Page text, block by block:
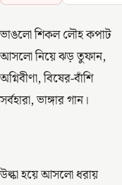
ভাঙলো শিকল লৌহ কপাট
আসলো নিয়ে ঝড় তুফান,
অগ্নিবীণা, বিষের-বাঁশি
সর্বহারা, ভাঙ্গার গান।
উল্কা হয়ে আসলো ধরায়